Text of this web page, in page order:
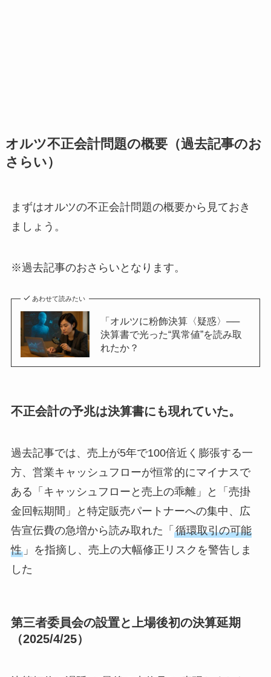
オルツ不正会計問題の概要（過去記事のお
さらい）
まずはオルツの不正会計問題の概要から見ておき
ましょう。
※過去記事のおさらいとなります。
あわせて読みたい
「オルツに粉飾決算〈疑惑〉──
決算書で光った“異常値”を読み取
れたか？
不正会計の予兆は決算書にも現れていた。
過去記事では、売上が5年で100倍近く膨張する一
方、営業キャッシュフローが恒常的にマイナスで
ある「キャッシュフローと売上の乖離」と「売掛
金回転期間」と特定販売パートナーへの集中、広
告宣伝費の急増から読み取れた「 循環取引の可能
性」を指摘し、売上の大幅修正リスクを警告しま
した
第三者委員会の設置と上場後初の決算延期
（2025/4/25）